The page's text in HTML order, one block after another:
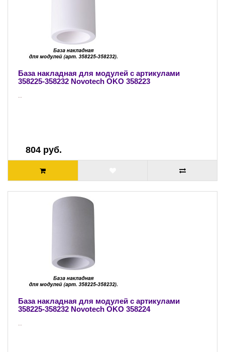
База накладная для модулей с артикулами
358225-358232 Novotech OKO 358223
..
804 руб.
База накладная для модулей с артикулами
358225-358232 Novotech OKO 358224
..